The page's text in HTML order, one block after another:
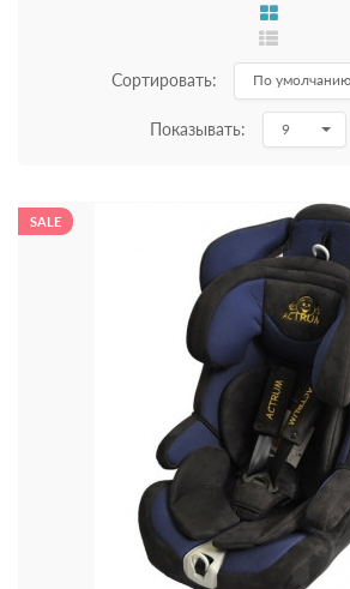
Сортировать: По умолчанию
Показывать: 9
SALE